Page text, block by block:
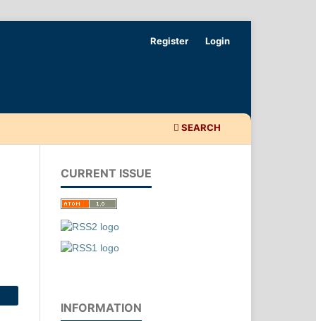
SEARCH
Register Login
CURRENT ISSUE
INFORMATION